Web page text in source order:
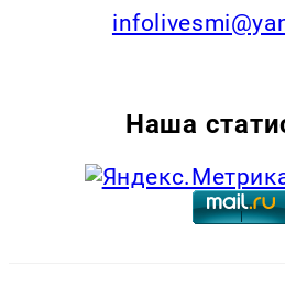
Наша